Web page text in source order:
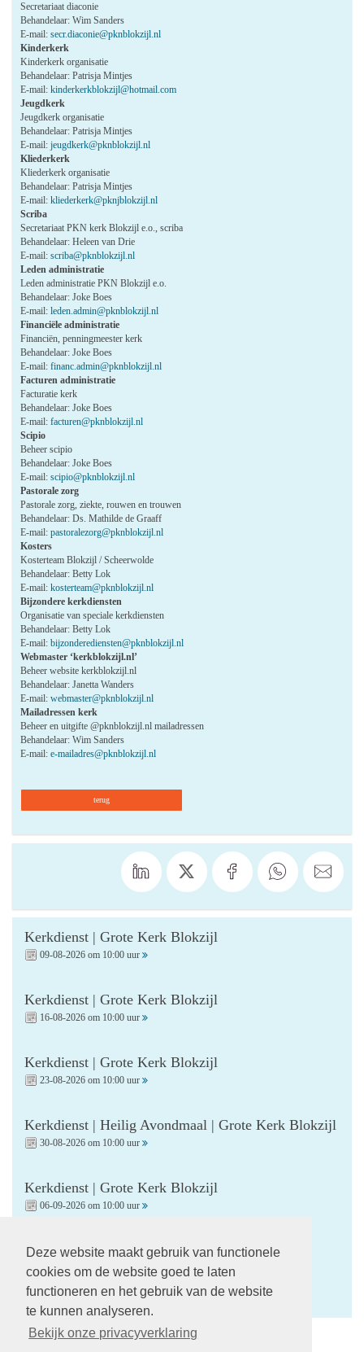
Deze website maakt gebruik van functionele
cookies om de website goed te laten
functioneren en het gebruik van de website
te kunnen analyseren.
Bekijk onze privacyverklaring
Secretariaat diaconie
Behandelaar: Wim Sanders
E-mail:secr.diaconie@pknblokzijl.nl
Kinderkerk
Kinderkerk organisatie
Behandelaar: Patrisja Mintjes
E-mail:kinderkerkblokzijl@hotmail.com
Jeugdkerk
Jeugdkerk organisatie
Behandelaar: Patrisja Mintjes
E-mail:jeugdkerk@pknblokzijl.nl
Kliederkerk
Kliederkerk organisatie
Behandelaar: Patrisja Mintjes
E-mail:kliederkerk@pknjblokzijl.nl
Scriba
Secretariaat PKN kerk Blokzijl e.o., scriba
Behandelaar: Heleen van Drie
E-mail:scriba@pknblokzijl.nl
Leden administratie
Leden administratie PKN Blokzijl e.o.
Behandelaar: Joke Boes
E-mail:leden.admin@pknblokzijl.nl
Financiële administratie
Financiën, penningmeester kerk
Behandelaar: Joke Boes
E-mail:financ.admin@pknblokzijl.nl
Facturen administratie
Facturatie kerk
Behandelaar: Joke Boes
E-mail:facturen@pknblokzijl.nl
Scipio
Beheer scipio
Behandelaar: Joke Boes
E-mail:scipio@pknblokzijl.nl
Pastorale zorg
Pastorale zorg, ziekte, rouwen en trouwen
Behandelaar: Ds. Mathilde de Graaff
E-mail:pastoralezorg@pknblokzijl.nl
Kosters
Kosterteam Blokzijl / Scheerwolde
Behandelaar: Betty Lok
E-mail:kosterteam@pknblokzijl.nl
Bijzondere kerkdiensten
Organisatie van speciale kerkdiensten
Behandelaar: Betty Lok
E-mail:bijzonderediensten@pknblokzijl.nl
Webmaster ‘kerkblokzijl.nl’
Beheer website kerkblokzijl.nl
Behandelaar: Janetta Wanders
E-mail:webmaster@pknblokzijl.nl
Mailadressen kerk
Beheer en uitgifte @pknblokzijl.nl mailadressen
Behandelaar: Wim Sanders
E-mail:e-mailadres@pknblokzijl.nl
terug
Kerkdienst | Grote Kerk Blokzijl
09-08-2026 om 10:00 uur
Kerkdienst | Grote Kerk Blokzijl
16-08-2026 om 10:00 uur
Kerkdienst | Grote Kerk Blokzijl
23-08-2026 om 10:00 uur
Kerkdienst | Heilig Avondmaal | Grote Kerk Blokzijl
30-08-2026 om 10:00 uur
Kerkdienst | Grote Kerk Blokzijl
06-09-2026 om 10:00 uur
Kerkdienst | Startzondag | Grote Kerk Blokzijl
13-09-2026 om 10:00 uur